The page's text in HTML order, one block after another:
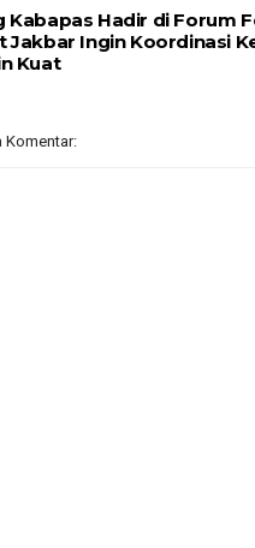
Kabapas Hadir di Forum
Jakbar Ingin Koordinasi
Kuat
Komentar: